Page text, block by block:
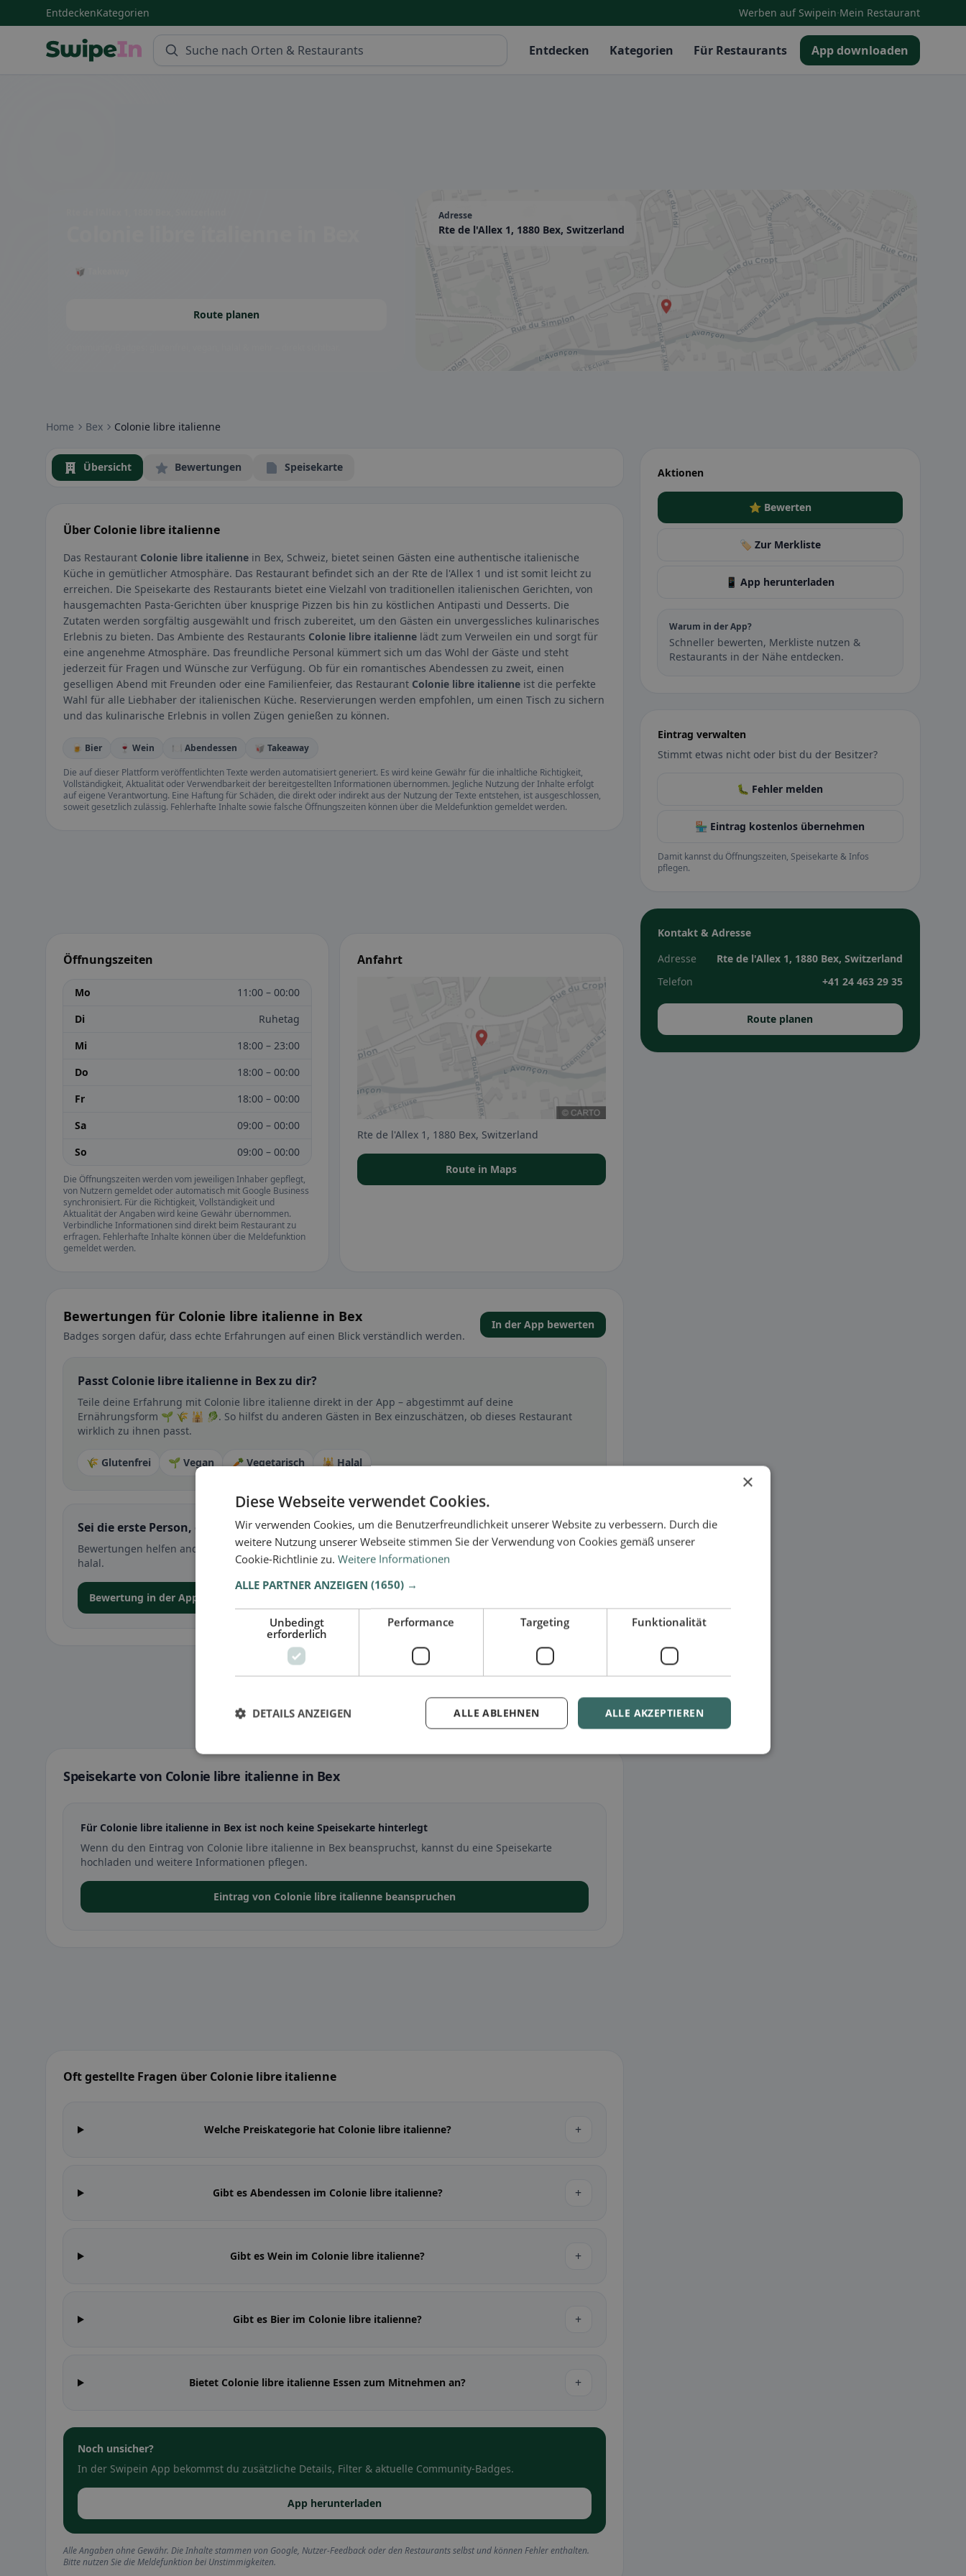
EntdeckenKategorien Werben auf Swipein·Mein Restaurant
Entdecken Kategorien Für Restaurants App downloaden
🥡 Takeaway
Route planen
Adresse
Rte de l'Allex 1, 1880 Bex, Switzerland
Home Bex Colonie libre italienne
Übersicht Bewertungen Speisekarte
Über Colonie libre italienne
Das Restaurant Colonie libre italienne in Bex, Schweiz, bietet seinen Gästen eine authentische italienische
Küche in gemütlicher Atmosphäre. Das Restaurant befindet sich an der Rte de l'Allex 1 und ist somit leicht zu
erreichen. Die Speisekarte des Restaurants bietet eine Vielzahl von traditionellen italienischen Gerichten, von
hausgemachten Pasta-Gerichten über knusprige Pizzen bis hin zu köstlichen Antipasti und Desserts. Die
Zutaten werden sorgfältig ausgewählt und frisch zubereitet, um den Gästen ein unvergessliches kulinarisches
Erlebnis zu bieten. Das Ambiente des Restaurants Colonie libre italienne lädt zum Verweilen ein und sorgt für
eine angenehme Atmosphäre. Das freundliche Personal kümmert sich um das Wohl der Gäste und steht
jederzeit für Fragen und Wünsche zur Verfügung. Ob für ein romantisches Abendessen zu zweit, einen
geselligen Abend mit Freunden oder eine Familienfeier, das Restaurant Colonie libre italienne ist die perfekte
Wahl für alle Liebhaber der italienischen Küche. Reservierungen werden empfohlen, um einen Tisch zu sichern
und das kulinarische Erlebnis in vollen Zügen genießen zu können.
🍺 Bier 🍷 Wein 🍽️ Abendessen
🥡 Takeaway
Die auf dieser Plattform veröffentlichten Texte werden automatisiert generiert. Es wird keine Gewähr für die inhaltliche Richtigkeit,
Vollständigkeit, Aktualität oder Verwendbarkeit der bereitgestellten Informationen übernommen. Jegliche Nutzung der Inhalte erfolgt
auf eigene Verantwortung. Eine Haftung für Schäden, die direkt oder indirekt aus der Nutzung der Texte entstehen, ist ausgeschlossen,
soweit gesetzlich zulässig. Fehlerhafte Inhalte sowie falsche Öffnungszeiten können über die Meldefunktion gemeldet werden.
Öffnungszeiten
Mo
11:00 – 00:00
Di
Ruhetag
Mi
18:00 – 23:00
Do
18:00 – 00:00
Fr
18:00 – 00:00
Sa
09:00 – 00:00
So
09:00 – 00:00
Die Öffnungszeiten werden vom jeweiligen Inhaber gepflegt,
von Nutzern gemeldet oder automatisch mit Google Business
synchronisiert. Für die Richtigkeit, Vollständigkeit und
Aktualität der Angaben wird keine Gewähr übernommen.
Verbindliche Informationen sind direkt beim Restaurant zu
erfragen. Fehlerhafte Inhalte können über die Meldefunktion
gemeldet werden.
Anfahrt
Rte de l'Allex 1, 1880 Bex, Switzerland
Route in Maps
Bewertungen für Colonie libre italienne in Bex
Badges sorgen dafür, dass echte Erfahrungen auf einen Blick verständlich werden.
In der App bewerten
Passt Colonie libre italienne in Bex zu dir?
Teile deine Erfahrung mit Colonie libre italienne direkt in der App – abgestimmt auf deine
Ernährungsform 🌱 🌾 🕌 🥬. So hilfst du anderen Gästen in Bex einzuschätzen, ob dieses Restaurant
wirklich zu ihnen passt.
🌾 Glutenfrei 🌱 Vegan 🥕 Vegetarisch 🕌 Halal
Sei die erste Person, die ihre Erfahrung teilt
Bewertungen helfen anderen bei der Entscheidung – besonders bei glutenfrei, vegan, vegetarisch oder
halal.
Bewertung in der App abgeben
Speisekarte von Colonie libre italienne in Bex
Für Colonie libre italienne in Bex ist noch keine Speisekarte hinterlegt
Wenn du den Eintrag von Colonie libre italienne in Bex beanspruchst, kannst du eine Speisekarte
hochladen und weitere Informationen pflegen.
Eintrag von Colonie libre italienne beanspruchen
Oft gestellte Fragen über Colonie libre italienne
Welche Preiskategorie hat Colonie libre italienne? +
Gibt es Abendessen im Colonie libre italienne? +
Gibt es Wein im Colonie libre italienne? +
Gibt es Bier im Colonie libre italienne? +
Bietet Colonie libre italienne Essen zum Mitnehmen an? +
Noch unsicher?
In der Swipein App bekommst du zusätzliche Details, Filter & aktuelle Community-Badges.
App herunterladen
Alle Angaben ohne Gewähr. Die Inhalte stammen von Google, Nutzer-Feedback oder den Restaurants selbst und können Fehler enthalten.
Bitte nutzen Sie die Meldefunktion bei Unstimmigkeiten.
Aktionen
⭐ Bewerten
🏷️ Zur Merkliste
📱 App herunterladen
Warum in der App?
Schneller bewerten, Merkliste nutzen &
Restaurants in der Nähe entdecken.
Eintrag verwalten
Stimmt etwas nicht oder bist du der Besitzer?
🐛 Fehler melden
🏪 Eintrag kostenlos übernehmen
Damit kannst du Öffnungszeiten, Speisekarte & Infos
pflegen.
Kontakt & Adresse
Adresse
Rte de l'Allex 1, 1880 Bex, Switzerland
Telefon
+41 24 463 29 35
Route planen
×
Diese Webseite verwendet Cookies.
Wir verwenden Cookies, um die Benutzerfreundlichkeit unserer Website zu verbessern. Durch die
weitere Nutzung unserer Webseite stimmen Sie der Verwendung von Cookies gemäß unserer
Cookie-Richtlinie zu. Weitere Informationen
ALLE PARTNER ANZEIGEN (1650) →
Unbedingt
erforderlich
Performance Targeting Funktionalität
ALLE AKZEPTIEREN
ALLE ABLEHNEN
DETAILS ANZEIGEN